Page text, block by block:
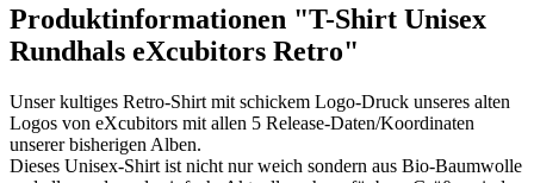
Produktinformationen "T-Shirt Unisex
Rundhals eXcubitors Retro"
Unser kultiges Retro-Shirt mit schickem Logo-Druck unseres alten
Logos von eXcubitors mit allen 5 Release-Daten/Koordinaten
unserer bisherigen Alben.
Dieses Unisex-Shirt ist nicht nur weich sondern aus Bio-Baumwolle